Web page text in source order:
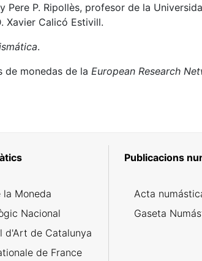
P. Ripollès, profesor de la
Xavier Calicó Estivill.
.
de monedas de la European Research
la Moneda
Nacional
d'Art de Catalunya
de France
Publicacions
Acta
Gaseta